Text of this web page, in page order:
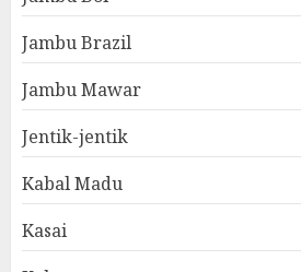
Jambu Brazil
Jambu Mawar
Jentik-jentik
Kabal Madu
Kasai